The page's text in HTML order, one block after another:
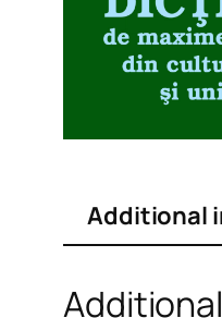
Additional